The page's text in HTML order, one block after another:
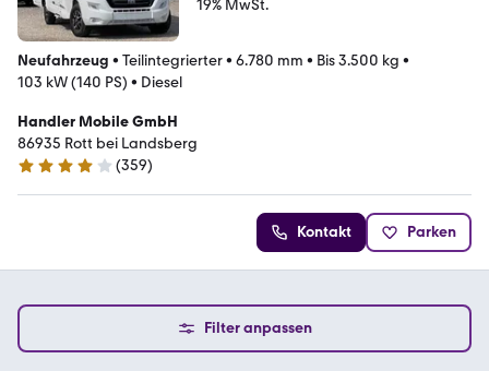
19% MwSt.
Neufahrzeug • Teilintegrierter• 6.780 mm • Bis 3.500 kg •
103 kW (140 PS) • Diesel
Handler Mobile GmbH
86935 Rott bei Landsberg
4.2 Sterne
(359)
Kontakt Parken
Filter anpassen